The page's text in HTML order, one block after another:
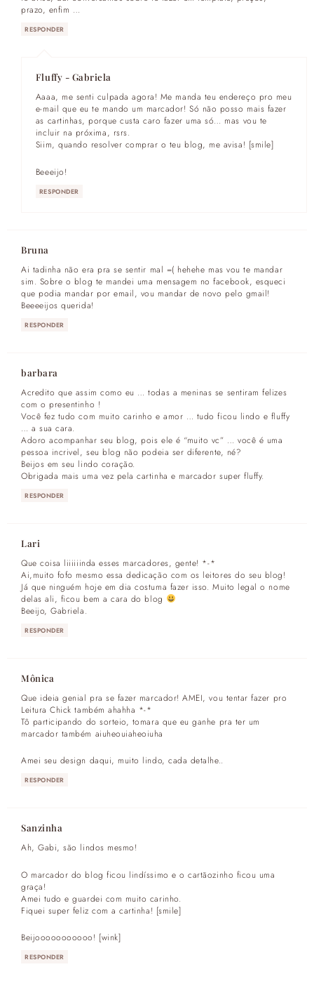
prazo, enfim …
RESPONDER
Fluffy - Gabriela
Aaaa, me senti culpada agora! Me manda teu endereço pro meu
e-mail que eu te mando um marcador! Só não posso mais fazer
as cartinhas, porque custa caro fazer uma só… mas vou te
incluir na próxima, rsrs.
Siim, quando resolver comprar o teu blog, me avisa! [smile]
Beeeijo!
RESPONDER
Bruna
Ai tadinha não era pra se sentir mal =( hehehe mas vou te mandar
sim. Sobre o blog te mandei uma mensagem no facebook, esqueci
que podia mandar por email, vou mandar de novo pelo gmail!
Beeeeijos querida!
RESPONDER
barbara
Acredito que assim como eu … todas a meninas se sentiram felizes
com o presentinho !
Você fez tudo com muito carinho e amor … tudo ficou lindo e fluffy
… a sua cara.
Adoro acompanhar seu blog, pois ele é “muito vc” … você é uma
pessoa incrivel, seu blog não podeia ser diferente, né?
Beijos em seu lindo coração.
Obrigada mais uma vez pela cartinha e marcador super fluffy.
RESPONDER
Lari
Que coisa liiiiiinda esses marcadores, gente! *-*
Ai,muito fofo mesmo essa dedicação com os leitores do seu blog!
Já que ninguém hoje em dia costuma fazer isso. Muito legal o nome
delas ali, ficou bem a cara do blog
Beeijo, Gabriela.
RESPONDER
Mônica
Que ideia genial pra se fazer marcador! AMEI, vou tentar fazer pro
Leitura Chick também ahahha *-*
Tô participando do sorteio, tomara que eu ganhe pra ter um
marcador também aiuheouiaheoiuha
Amei seu design daqui, muito lindo, cada detalhe..
RESPONDER
Sanzinha
Ah, Gabi, são lindos mesmo!
O marcador do blog ficou lindíssimo e o cartãozinho ficou uma
graça!
Amei tudo e guardei com muito carinho.
Fiquei super feliz com a cartinha! [smile]
Beijooooooooooo! [wink]
RESPONDER